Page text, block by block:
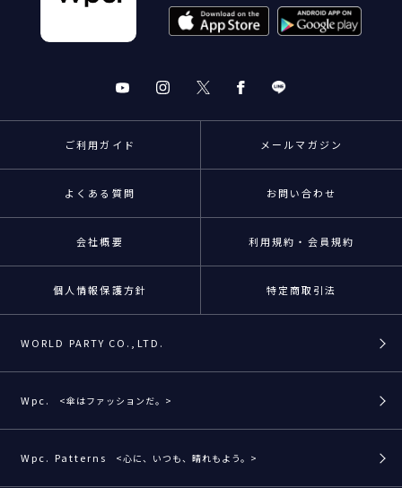
ご利用ガイド メールマガジン
よくある質問 お問い合わせ
会社概要 利用規約・会員規約
個人情報保護方針 特定商取引法
WORLD PARTY CO.,LTD.
Wpc. <傘はファッションだ。>
Wpc. Patterns <心に、いつも、晴れもよう。>